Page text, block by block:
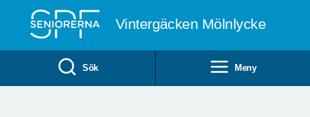
Vintergäcken Mölnlycke
Sök Meny